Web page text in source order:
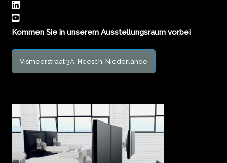
Kommen Sie in unserem Ausstellungsraum vorbei
Vismeerstraat 3A, Heesch, Niederlande